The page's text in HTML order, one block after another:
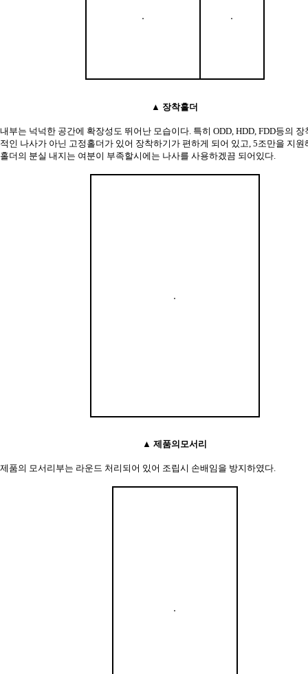
▲ 장착홀더
내부는 넉넉한 공간에 확장성도 뛰어난 모습이다. 특히 ODD, HDD, FDD등의 장
적인 나사가 아닌 고정홀더가 있어 장착하기가 편하게 되어 있고, 5조만을 지원
홀더의 분실 내지는 여분이 부족할시에는 나사를 사용하겠끔 되어있다.
▲ 제품의모서리
제품의 모서리부는 라운드 처리되어 있어 조립시 손배임을 방지하였다.